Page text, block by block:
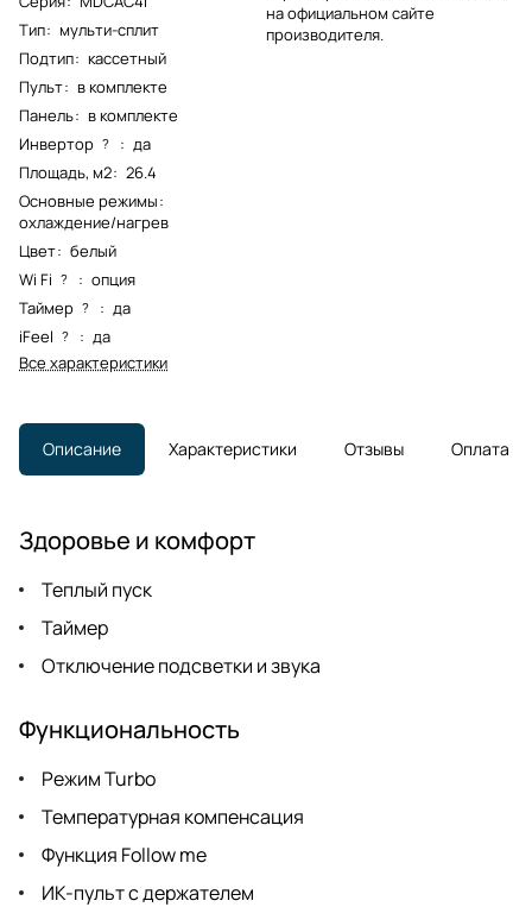
Тип: мульти-сплит
Подтип: кассетный
Пульт: в комплекте
Панель: в комплекте
Инвертор ? : да
Площадь, м2: 26.4
Основные режимы:
охлаждение/нагрев
Цвет: белый
Wi Fi ? : опция
Таймер ? : да
iFeel ? : да
Все характеристики
на официальном сайте
производителя.
Описание Характеристики Отзывы Оплата
Здоровье и комфорт
Теплый пуск
Таймер
Отключение подсветки и звука
Функциональность
Режим Turbo
Температурная компенсация
Функция Follow me
ИК-пульт с держателем